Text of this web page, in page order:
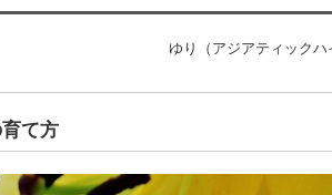
ゆり（アジアティック
て方